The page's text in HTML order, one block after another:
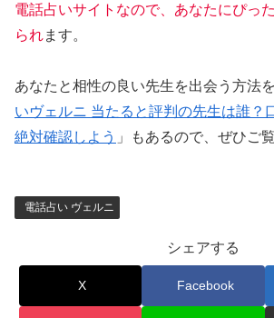
電話占いサイトなので、あなたにぴっ
られます。
あなたと相性の良い先生を出会う方法
いヴェルニ 当たると評判の先生は誰？
絶対確認しよう 」もあるので、ぜひご
電話占い ヴェルニ
シェアする
X Facebook